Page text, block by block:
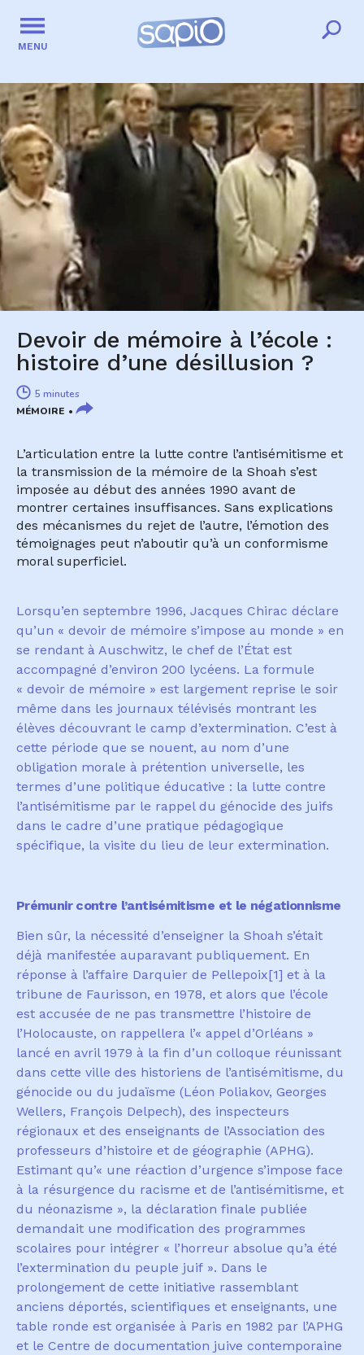
MENU
Devoir de mémoire à l’école :
histoire d’une désillusion ?
5 minutes
MÉMOIRE
L’articulation entre la lutte contre l’antisémitisme et
la transmission de la mémoire de la Shoah s’est
imposée au début des années 1990 avant de
montrer certaines insuffisances. Sans explications
des mécanismes du rejet de l’autre, l’émotion des
témoignages peut n’aboutir qu’à un conformisme
moral superficiel.
Lorsqu’en septembre 1996, Jacques Chirac déclare
qu’un « devoir de mémoire s’impose au monde » en
se rendant à Auschwitz, le chef de l’État est
accompagné d’environ 200 lycéens. La formule
« devoir de mémoire » est largement reprise le soir
même dans les journaux télévisés montrant les
élèves découvrant le camp d’extermination. C’est à
cette période que se nouent, au nom d’une
obligation morale à prétention universelle, les
termes d’une politique éducative : la lutte contre
l’antisémitisme par le rappel du génocide des juifs
dans le cadre d’une pratique pédagogique
spécifique, la visite du lieu de leur extermination.
Prémunir contre l’antisémitisme et le négationnisme
Bien sûr, la nécessité d’enseigner la Shoah s’était
déjà manifestée auparavant publiquement. En
réponse à l’affaire Darquier de Pellepoix[1] et à la
tribune de Faurisson, en 1978, et alors que l’école
est accusée de ne pas transmettre l’histoire de
l’Holocauste, on rappellera l’« appel d’Orléans »
lancé en avril 1979 à la fin d’un colloque réunissant
dans cette ville des historiens de l’antisémitisme, du
génocide ou du judaïsme (Léon Poliakov, Georges
Wellers, François Delpech), des inspecteurs
régionaux et des enseignants de l’Association des
professeurs d’histoire et de géographie (APHG).
Estimant qu’« une réaction d’urgence s’impose face
à la résurgence du racisme et de l’antisémitisme, et
du néonazisme », la déclaration finale publiée
demandait une modification des programmes
scolaires pour intégrer « l’horreur absolue qu’a été
l’extermination du peuple juif ». Dans le
prolongement de cette initiative rassemblant
anciens déportés, scientifiques et enseignants, une
table ronde est organisée à Paris en 1982 par l’APHG
et le Centre de documentation juive contemporaine